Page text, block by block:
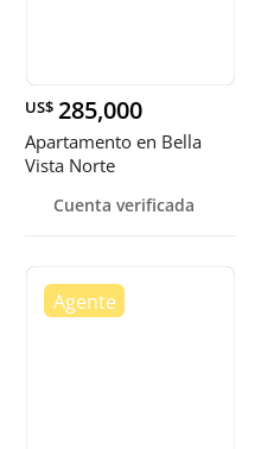
US$ 285,000
Apartamento en Bella
Vista Norte
Cuenta verificada